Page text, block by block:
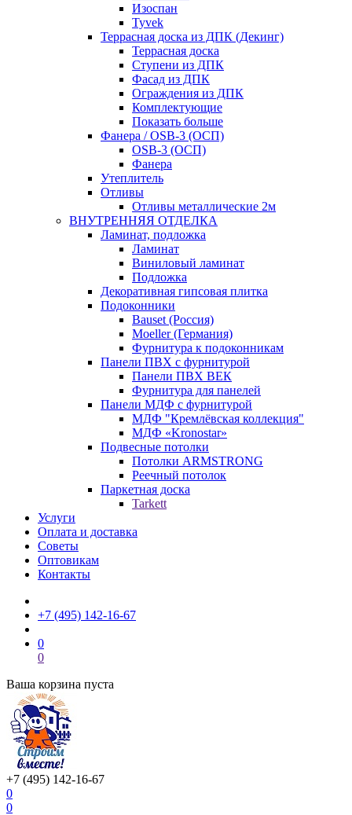
Изоспан
Tyvek
Террасная доска из ДПК (Декинг)
Террасная доска
Ступени из ДПК
Фасад из ДПК
Ограждения из ДПК
Комплектующие
Показать больше
Фанера / OSB-3 (ОСП)
OSB-3 (ОСП)
Фанера
Утеплитель
Отливы
Отливы металлические 2м
ВНУТРЕННЯЯ ОТДЕЛКА
Ламинат, подложка
Ламинат
Виниловый ламинат
Подложка
Декоративная гипсовая плитка
Подоконники
Bauset (Россия)
Moeller (Германия)
Фурнитура к подоконникам
Панели ПВХ с фурнитурой
Панели ПВХ ВЕК
Фурнитура для панелей
Панели МДФ с фурнитурой
МДФ "Кремлёвская коллекция"
МДФ «Kronostar»
Подвесные потолки
Потолки ARMSTRONG
Реечный потолок
Паркетная доска
Tarkett
Услуги
Оплата и доставка
Советы
Оптовикам
Контакты
+7 (495) 142-16-67
0
0
Ваша корзина пуста
+7 (495) 142-16-67
0
0